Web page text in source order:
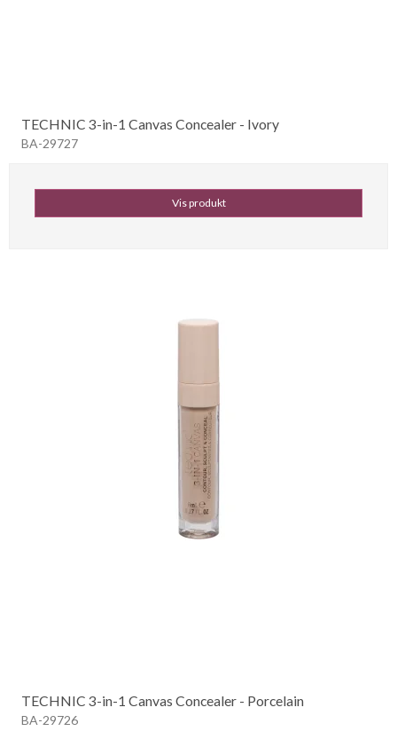
TECHNIC 3-in-1 Canvas Concealer - Ivory
BA-29727
Vis produkt
TECHNIC 3-in-1 Canvas Concealer - Porcelain
BA-29726